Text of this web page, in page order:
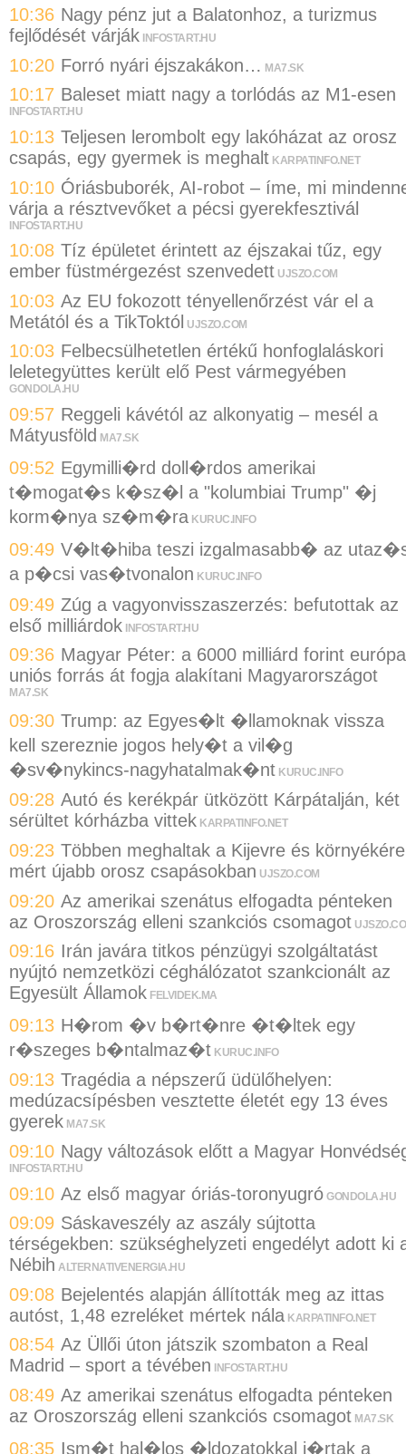
10:36 Nagy pénz jut a Balatonhoz, a turizmus
fejlődését várják INFOSTART.HU
10:20 Forró nyári éjszakákon… MA7.SK
10:17 Baleset miatt nagy a torlódás az M1-esen
INFOSTART.HU
10:13 Teljesen lerombolt egy lakóházat az orosz
csapás, egy gyermek is meghalt KARPATINFO.NET
10:10 Óriásbuborék, AI-robot – íme, mi
várja a résztvevőket a pécsi gyerekfesztivál
INFOSTART.HU
10:08 Tíz épületet érintett az éjszakai tűz, egy
ember füstmérgezést szenvedett UJSZO.COM
10:03 Az EU fokozott tényellenőrzést vár el a
Metától és a TikToktól UJSZO.COM
10:03 Felbecsülhetetlen értékű honfoglaláskori
leletegyüttes került elő Pest vármegyében
GONDOLA.HU
09:57 Reggeli kávétól az alkonyatig – mesél a
Mátyusföld MA7.SK
09:52 Egymilli�rd doll�rdos amerikai
t�mogat�s k�sz�l a "kolumbiai Trump" �j
korm�nya sz�m�ra KURUC.INFO
09:49 V�lt�hiba teszi izgalmasabb� az
a p�csi vas�tvonalon KURUC.INFO
09:49 Zúg a vagyonvisszaszerzés: befutottak az
első milliárdok INFOSTART.HU
09:36 Magyar Péter: a 6000 milliárd forint
uniós forrás át fogja alakítani Magyarországot
MA7.SK
09:30 Trump: az Egyes�lt �llamoknak vissza
kell szereznie jogos hely�t a vil�g
�sv�nykincs-nagyhatalmak�nt KURUC.INFO
09:28 Autó és kerékpár ütközött Kárpátalján, két
sérültet kórházba vittek KARPATINFO.NET
09:23 Többen meghaltak a Kijevre és környékére
mért újabb orosz csapásokban UJSZO.COM
09:20 Az amerikai szenátus elfogadta pénteken
az Oroszország elleni szankciós csomagot
09:16 Irán javára titkos pénzügyi szolgáltatást
nyújtó nemzetközi céghálózatot szankcionált az
Egyesült Államok FELVIDEK.MA
09:13 H�rom �v b�rt�nre �t�ltek egy
r�szeges b�ntalmaz�t KURUC.INFO
09:13 Tragédia a népszerű üdülőhelyen:
medúzacsípésben vesztette életét egy 13 éves
gyerek MA7.SK
09:10 Nagy változások előtt a Magyar
INFOSTART.HU
09:10 Az első magyar óriás-toronyugró GONDOLA.HU
09:09 Sáskaveszély az aszály sújtotta
térségekben: szükséghelyzeti engedélyt adott ki
Nébih ALTERNATIVENERGIA.HU
09:08 Bejelentés alapján állították meg az ittas
autóst, 1,48 ezreléket mértek nála KARPATINFO.NET
08:54 Az Üllői úton játszik szombaton a Real
Madrid – sport a tévében
INFOSTART.HU
08:49 Az amerikai szenátus elfogadta pénteken
az Oroszország elleni szankciós csomagot MA7.SK
08:35 Ism�t hal�los �ldozatokkal j�rtak a